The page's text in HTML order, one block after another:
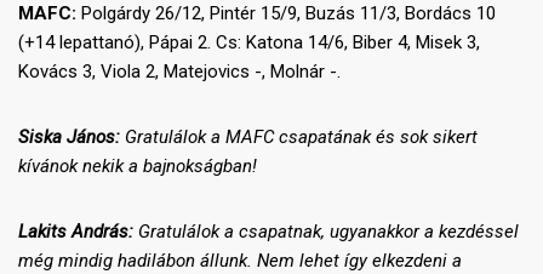
MAFC: Polgárdy 26/12, Pintér 15/9, Buzás 11/3, Bordács 10
(+14 lepattanó), Pápai 2. Cs: Katona 14/6, Biber 4, Misek 3,
Kovács 3, Viola 2, Matejovics -, Molnár -.
Siska János: Gratulálok a MAFC csapatának és sok sikert
kívánok nekik a bajnokságban!
Lakits András: Gratulálok a csapatnak, ugyanakkor a kezdéssel
még mindig hadilábon állunk. Nem lehet így elkezdeni a